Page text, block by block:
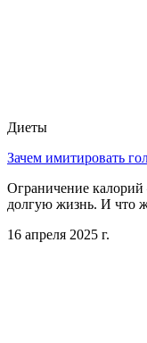
Диеты
Зачем имитировать
Ограничение калорий
долгую жизнь. И что
16 апреля 2025 г.